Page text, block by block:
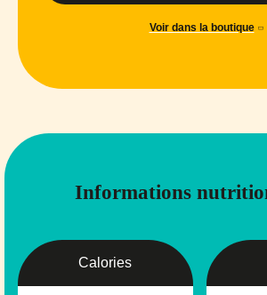
Voir dans la boutique
Informations
Calories